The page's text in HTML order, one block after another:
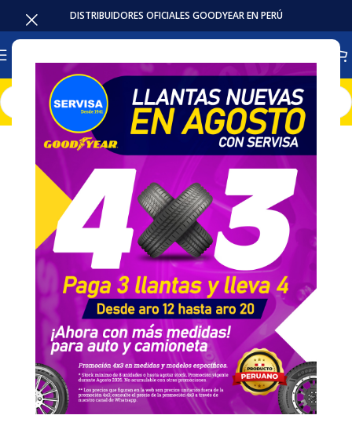
DISTRIBUIDORES OFICIALES GOODYEAR EN PERÚ
Inicio Baterias LMS